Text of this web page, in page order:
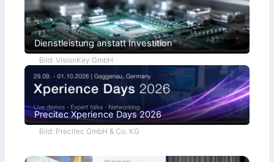
Dienstleistung anstatt Investition
Bild: VisionKey GmbH
Precitec Xperience Days 2026
Bild: Precitec GmbH & Co. KG